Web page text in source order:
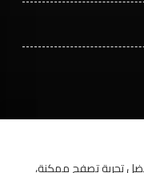
تجربة تصفح ممكنة،